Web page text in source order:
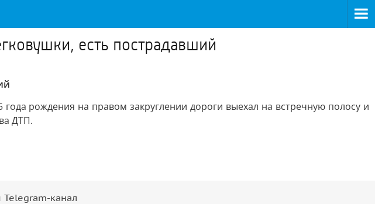
есть пострадавший
рождения на правом закруглении дороги выехал на встречную полосу и
ДТП.
канал